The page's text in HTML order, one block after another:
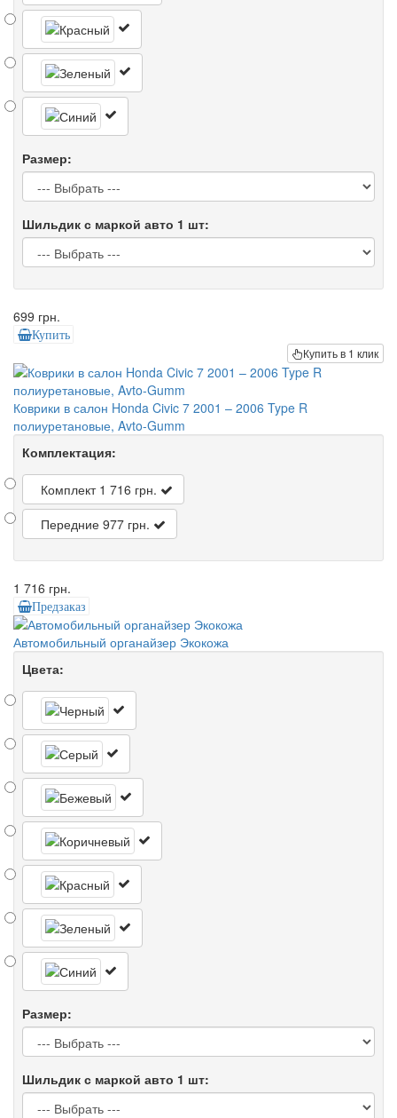
Размер:
Шильдик с маркой авто 1 шт:
699 грн.
Купить
Купить в 1 клик
Коврики в салон Honda Civic 7 2001 – 2006 Type R
полиуретановые, Avto-Gumm
Комплектация:
Комплект 1 716 грн.
Передние 977 грн.
1 716 грн.
Предзаказ
Автомобильный органайзер Экокожа
Цвета:
Размер:
Шильдик с маркой авто 1 шт: